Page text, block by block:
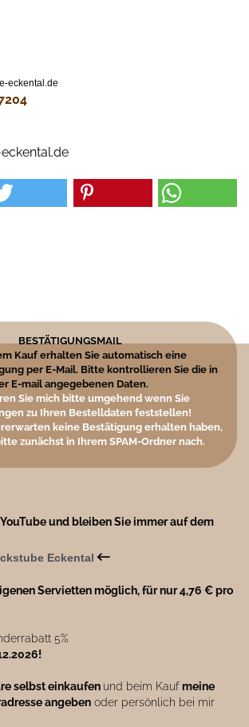
eckental.de
BESTÄTIGUNGSMAIL
Kauf erhalten Sie automatisch eine
per E-Mail. Bitte kontrollieren Sie die in
E-mail angegebenen Daten.
Sie mich bitte umgehend wenn Sie
zu Ihren Bestelldaten feststellen!
keine Bestätigung erhalten haben,
zunächst in Ihrem SPAM-Ordner nach.
und bleiben Sie immer auf dem
Eckental ←
Servietten möglich, für nur 4,76 € pro
5%
selbst einkaufen und beim Kaufmeine
angeben oder persönlich bei mir